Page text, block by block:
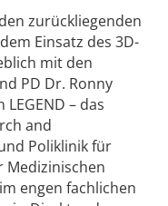
zurückliegenden
Einsatz des 3D-
mit den
PD Dr. Ronny
– das
and
Poliklinik für
Medizinischen
engen fachlichen